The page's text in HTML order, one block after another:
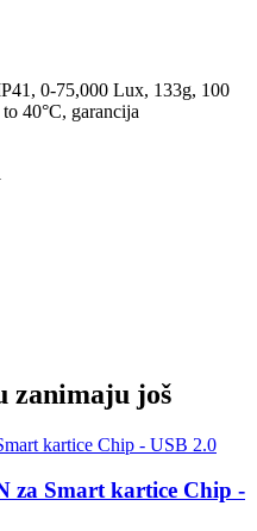
0-75,000 Lux, 133g, 100
40°C, garancija
zanimaju još
za Smart kartice Chip -